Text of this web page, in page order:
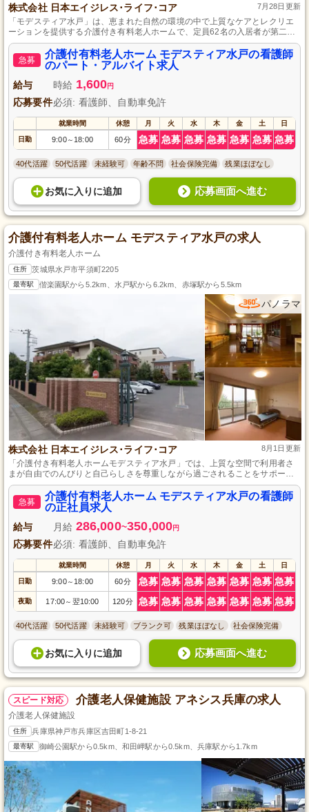
株式会社 日本エイジレス･ライフ･コア 7月28日更新
「モデスティア水戸」は、恵まれた自然の環境の中で上質なケアとレクリエ
ーションを提供する介護付き有料老人ホームで、定員62名の入居者が第二の
我が家として、自分らしい生活を営むための支援を受けられます。
急募
介護付有料老人ホーム モデスティア水戸の看護師
のパート・アルバイト求人
給与 時給 1,600円
応募要件必須: 看護師、自動車免許
就業時間 休憩 月 火 水 木 金 土 日
日勤 9:00～ 18:00 60分 急募 急募 急募 急募 急募 急募 急募
40代活躍 50代活躍 未経験可 年齢不問 社会保険完備 残業ほぼなし
お気に入り に追加 応募画面へ進む
介護付有料老人ホーム モデスティア水戸の求人
介護付き有料老人ホーム
住所 茨城県水戸市平須町2205
最寄駅 偕楽園駅から5.2km、水戸駅から6.2km、赤塚駅から5.5km
パノラマ
株式会社 日本エイジレス･ライフ･コア 8月1日更新
「介護付き有料老人ホームモデスティア水戸」では、上質な空間で利用者さ
まが自由でのんびりと自己らしさを尊重しながら過ごされることをサポート
しています。
急募
介護付有料老人ホーム モデスティア水戸の看護師
の正社員求人
給与 月給 286,000~350,000円
応募要件必須: 看護師、自動車免許
就業時間 休憩 月 火 水 木 金 土 日
日勤 9:00～ 18:00 60分 急募 急募 急募 急募 急募 急募 急募
夜勤 17:00～ 翌10:00 120分 急募 急募 急募 急募 急募 急募 急募
40代活躍 50代活躍 未経験可 ブランク可 残業ほぼなし 社会保険完備
お気に入り に追加 応募画面へ進む
スピード対応 介護老人保健施設 アネシス兵庫の求人
介護老人保健施設
住所 兵庫県神戸市兵庫区吉田町1-8-21
最寄駅 御崎公園駅から0.5km、和田岬駅から0.5km、兵庫駅から1.7km